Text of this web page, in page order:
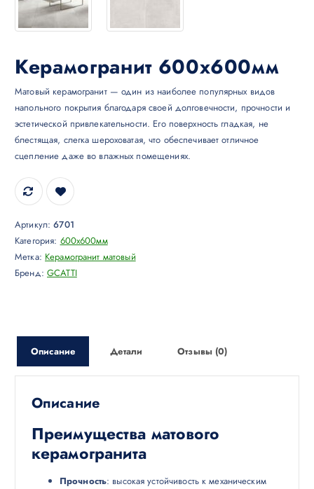
Керамогранит 600х600мм
Матовый керамогранит — один из наиболее популярных видов
напольного покрытия благодаря своей долговечности, прочности и
эстетической привлекательности. Его поверхность гладкая, не
блестящая, слегка шероховатая, что обеспечивает отличное
сцепление даже во влажных помещениях.
Артикул:6701
Категория: 600х600мм
Метка: Керамогранит матовый
Бренд:GCATTI
Описание Детали Отзывы (0)
Описание
Преимущества матового
керамогранита
Прочность: высокая устойчивость к механическим